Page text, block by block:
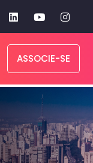
ASSOCIE-SE